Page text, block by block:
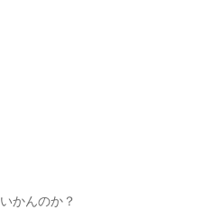
かんのか？